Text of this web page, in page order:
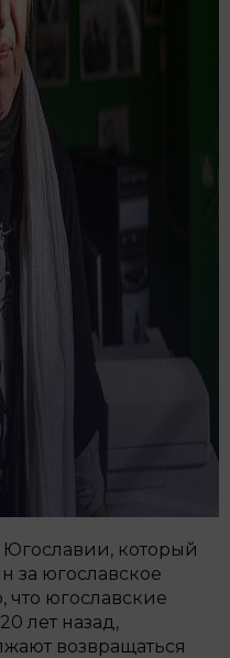
Югославии, который
за югославское
что югославские
лет назад,
возвращаться